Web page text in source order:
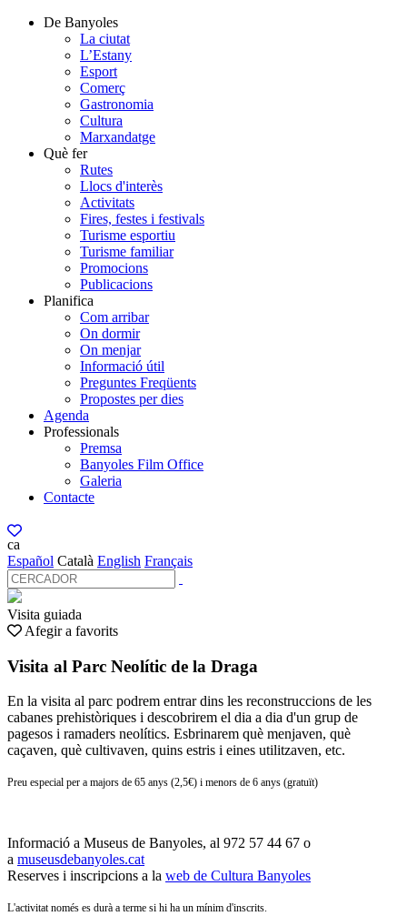
De Banyoles
La ciutat
L’Estany
Esport
Comerç
Gastronomia
Cultura
Marxandatge
Què fer
Rutes
Llocs d'interès
Activitats
Fires, festes i festivals
Turisme esportiu
Turisme familiar
Promocions
Publicacions
Planifica
Com arribar
On dormir
On menjar
Informació útil
Preguntes Freqüents
Propostes per dies
Agenda
Professionals
Premsa
Banyoles Film Office
Galeria
Contacte
ca
Español Català English Français
Visita guiada
Afegir a favorits
Visita al Parc Neolític de la Draga
En la visita al parc podrem entrar dins les reconstruccions de les
cabanes prehistòriques i descobrirem el dia a dia d'un grup de
pagesos i ramaders neolítics. Esbrinarem què menjaven, què
caçaven, què cultivaven, quins estris i eines utilitzaven, etc.
Preu especial per a majors de 65 anys (2,5€) i menors de 6 anys (gratuït)
Informació a Museus de Banyoles, al 972 57 44 67 o
a museusdebanyoles.cat
Reserves i inscripcions a la web de Cultura Banyoles
L'activitat només es durà a terme si hi ha un mínim d'inscrits.